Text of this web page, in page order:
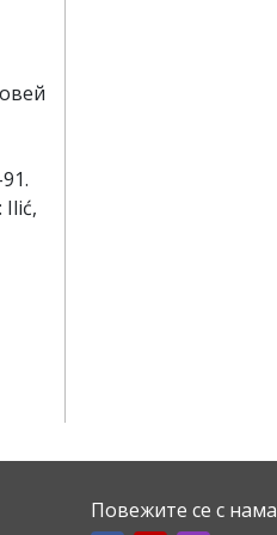
Ilić,
Повежите се с нама